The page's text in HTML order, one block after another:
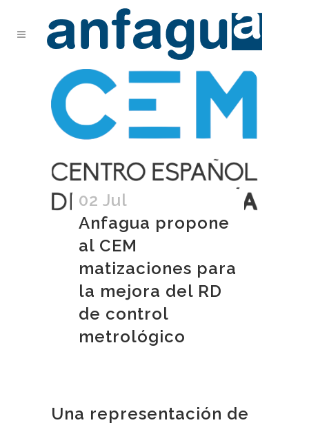
02 Jul
Anfagua propone
al CEM
matizaciones para
la mejora del RD
de control
metrológico
Una representación de